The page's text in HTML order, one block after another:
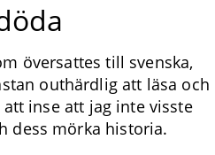
översattes till svenska,
outhärdlig att läsa och
inse att jag inte visste
dess mörka historia.